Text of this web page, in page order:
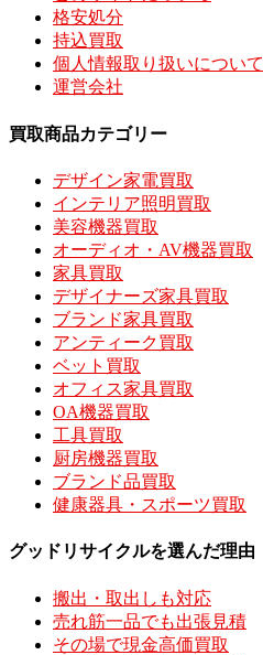
格安処分
持込買取
個人情報取り扱いについて
運営会社
買取商品カテゴリー
デザイン家電買取
インテリア照明買取
美容機器買取
オーディオ・AV機器買取
家具買取
デザイナーズ家具買取
ブランド家具買取
アンティーク買取
ベット買取
オフィス家具買取
OA機器買取
工具買取
厨房機器買取
ブランド品買取
健康器具・スポーツ買取
グッドリサイクルを選んだ理由
搬出・取出しも対応
売れ筋一品でも出張見積
その場で現金高価買取